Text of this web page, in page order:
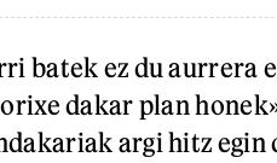
batek ez du aurrera
dakar plan
argi hitz egin